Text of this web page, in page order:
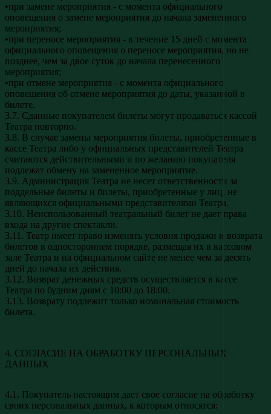
•при замене мероприятия - с момента официального
оповещения о замене мероприятия до начала замененного
мероприятия;
•при переносе мероприятия - в течение 15 дней с момента
официального оповещения о переносе мероприятия, но не
позднее, чем за двое суток до начала перенесенного
мероприятия;
•при отмене мероприятия - с момента официального
оповещения об отмене мероприятия до даты, указанной в
билете.
3.7. Сданные покупателем билеты могут продаваться кассой
Театра повторно.
3.8. В случае замены мероприятия билеты, приобретенные в
кассе Театра либо у официальных представителей Театра
считаются действительными и по желанию покупателя
подлежат обмену на замененное мероприятие.
3.9. Администрация Театра не несет ответственности за
поддельные билеты и билеты, приобретенные у лиц, не
являющихся официальными представителями Театра.
3.10. Неиспользованный театральный билет не дает права
входа на другие спектакли.
3.11. Театр имеет право изменять условия продажи и возврата
билетов в одностороннем порядке, размещая их в кассовом
зале Театра и на официальном сайте не менее чем за десять
дней до начала их действия.
3.12. Возврат денежных средств осуществляется в кассе
Театра по будним дням с 10:00 до 18:00.
3.13. Возврату подлежит только номинальная стоимость
билета.
4. СОГЛАСИЕ НА ОБРАБОТКУ ПЕРСОНАЛЬНЫХ
ДАННЫХ
4.1. Покупатель настоящим дает свое согласие на обработку
своих персональных данных, к которым относятся: